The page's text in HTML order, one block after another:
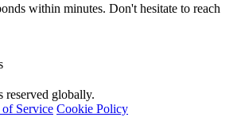
within minutes. Don't hesitate to reach
globally.
of Service Cookie Policy